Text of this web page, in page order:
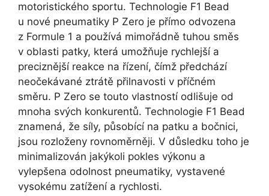
motoristického sportu. Technologie F1 Bead
u nové pneumatiky P Zero je přímo odvozena
z Formule 1 a používá mimořádně tuhou směs
v oblasti patky, která umožňuje rychlejší a
preciznější reakce na řízení, čímž předchází
neočekávané ztrátě přilnavosti v příčném
směru. P Zero se touto vlastností odlišuje od
mnoha svých konkurentů. Technologie F1 Bead
znamená, že síly, působící na patku a bočnici,
jsou rozloženy rovnoměrněji. V důsledku toho je
minimalizován jakýkoli pokles výkonu a
vylepšena odolnost pneumatiky, vystavené
vysokému zatížení a rychlosti.